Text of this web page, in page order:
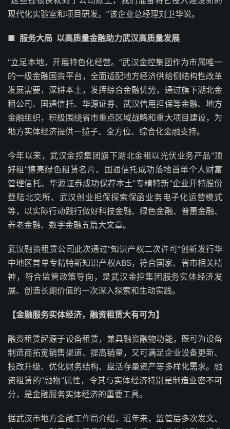
现代化实验室和项目研发。”该企业总经理刘卫华说。
■ 服务大局 以高质量金融助力武汉高质量发展
“立足本地，开展特色化经营。”武汉金控集团作为市属唯一
的一级金融国资平台，全面适配地方经济供给侧结构性改革
发展需要，深耕本土，发挥综合金融优势，通过旗下湖北金
租公司、国通信托、华源证券、武汉信用担保等金融、地方
金融组织，积极围绕省市重点区域战略和重大项目建设，为
地方实体经济提供一揽子、全方位、综合化金融支持。
今年以来，武汉金控集团旗下湖北金租以光伏业务产品“顶
好租”擦亮绿色租赁名片、国通信托成功落地首单个人财富
管理信托、华源证券成功保荐本土“专精特新”企业开特股份
登陆北交所、武汉创业担保探索保函业务电子化运营模式
等，以实际行动践行做好科技金融、绿色金融、普惠金融、
养老金融、数字金融五篇大文章。
武汉融资租赁公司此次通过“知识产权二次许可”创新发行华
中地区首单专精特新知识产权ABS，符合国家、省市相关精
神，符合监管政策导向，是武汉金控集团服务实体经济发
展、创造长期价值的一次深入探索和生动实践。
【金融服务实体经济，融资租赁大有可为】
融资租赁起源于设备租赁，兼具融资融物功能，既可为设备
制造商拓宽销售渠道、提高销量，又可满足企业设备更新、
技改升级、优化财务结构、盘活存量资产等多样化需求。融
资租赁的“融物”属性，令其与实体经济特别是制造业密不可
分，是金融服务实体经济的重要工具。
据武汉市地方金融工作局介绍，近年来，监管层多次发文、